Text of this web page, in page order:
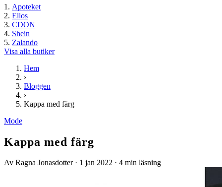
Apoteket
Ellos
CDON
Shein
Zalando
Visa alla butiker
Hem
›
Bloggen
›
Kappa med färg
Mode
Kappa med färg
Av Ragna Jonasdotter · 1 jan 2022 · 4 min läsning